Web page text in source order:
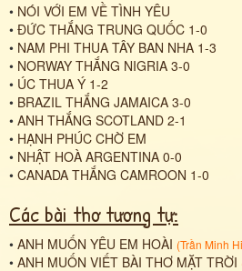
• NÓI VỚI EM VỀ TÌNH YÊU
• ĐỨC THẮNG TRUNG QUỐC 1-0
• NAM PHI THUA TÂY BAN NHA 1-3
• NORWAY THẮNG NIGRIA 3-0
• ÚC THUA Ý 1-2
• BRAZIL THẮNG JAMAICA 3-0
• ANH THẮNG SCOTLAND 2-1
• HẠNH PHÚC CHỜ EM
• NHẬT HOÀ ARGENTINA 0-0
• CANADA THẮNG CAMROON 1-0
Các bài thơ tương tự:
• ANH MUỐN YÊU EM HOÀI (Trần Minh
• ANH MUỐN VIẾT BÀI THƠ MẶT TRỜI